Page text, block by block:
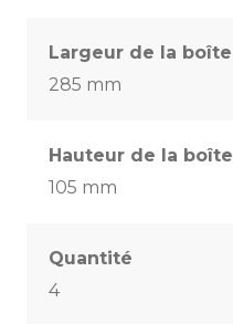
Largeur de la boîte
285 mm
Hauteur de la boîte
105 mm
Quantité
4